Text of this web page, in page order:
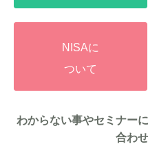
NISAに
ついて
わからない事やセミナー
合わ